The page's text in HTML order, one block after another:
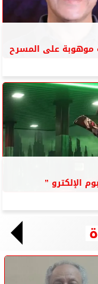
موهوبة على المسرح
الإلكترو ”